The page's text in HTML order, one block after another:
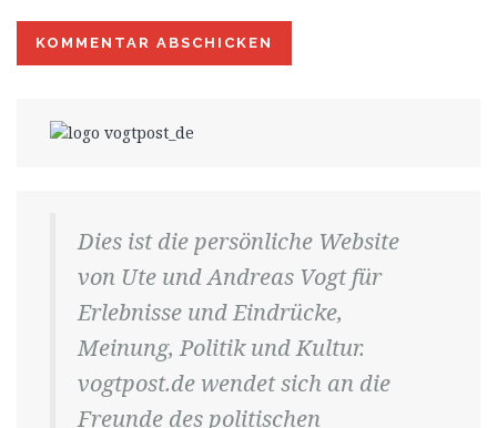
Dies ist die persönliche Website
von Ute und Andreas Vogt für
Erlebnisse und Eindrücke,
Meinung, Politik und Kultur.
vogtpost.de wendet sich an die
Freunde des politischen